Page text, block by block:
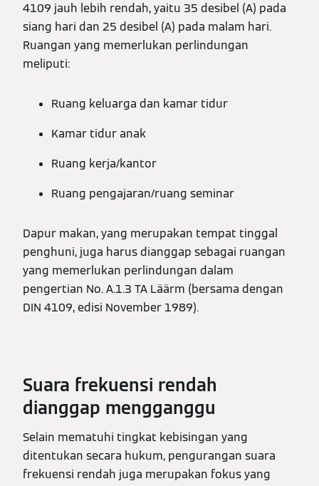
4109 jauh lebih rendah, yaitu 35 desibel (A) pada
siang hari dan 25 desibel (A) pada malam hari.
Ruangan yang memerlukan perlindungan
meliputi:
Ruang keluarga dan kamar tidur
Kamar tidur anak
Ruang kerja/kantor
Ruang pengajaran/ruang seminar
Dapur makan, yang merupakan tempat tinggal
penghuni, juga harus dianggap sebagai ruangan
yang memerlukan perlindungan dalam
pengertian No. A.1.3 TA Läärm (bersama dengan
DIN 4109, edisi November 1989).
Suara frekuensi rendah
dianggap mengganggu
Selain mematuhi tingkat kebisingan yang
ditentukan secara hukum, pengurangan suara
frekuensi rendah juga merupakan fokus yang